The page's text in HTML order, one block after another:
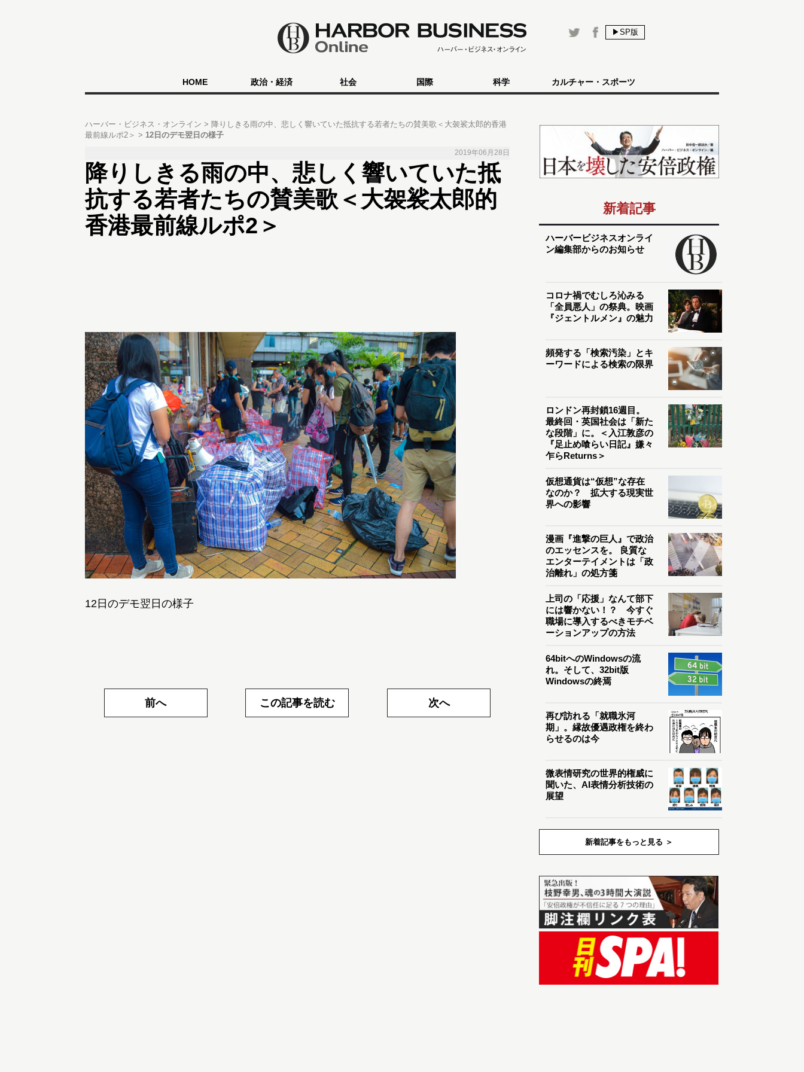
▶SP版
HOME 政治・経済 社会 国際 科学 カルチャー・スポーツ
ハーバー・ビジネス・オンライン
降りしきる雨の中、悲しく響いていた抵抗する若者たちの賛美歌＜大袈裟太郎的香港
最前線ルポ2＞
12日のデモ翌日の様子
2019年06月28日
降りしきる雨の中、悲しく響いていた抵
抗する若者たちの賛美歌＜大袈裟太郎的
香港最前線ルポ2＞
12日のデモ翌日の様子
前へ この記事を読む 次へ
新着記事
ハーバービジネスオンライ
ン編集部からのお知らせ
コロナ禍でむしろ沁みる
「全員悪人」の祭典。映画
『ジェントルメン』の魅力
頻発する「検索汚染」とキ
ーワードによる検索の限界
ロンドン再封鎖16週目。
最終回・英国社会は「新た
な段階」に。＜入江敦彦の
『足止め喰らい日記』嫌々
乍らReturns＞
仮想通貨は“仮想”な存在
なのか？ 拡大する現実世
界への影響
漫画『進撃の巨人』で政治
のエッセンスを。 良質な
エンターテイメントは「政
治離れ」の処方箋
上司の「応援」なんて部下
には響かない！？ 今すぐ
職場に導入するべきモチベ
ーションアップの方法
64bitへのWindowsの流
れ。そして、32bit版
Windowsの終焉
再び訪れる「就職氷河
期」。縁故優遇政権を終わ
らせるのは今
微表情研究の世界的権威に
聞いた、AI表情分析技術の
展望
新着記事をもっと見る